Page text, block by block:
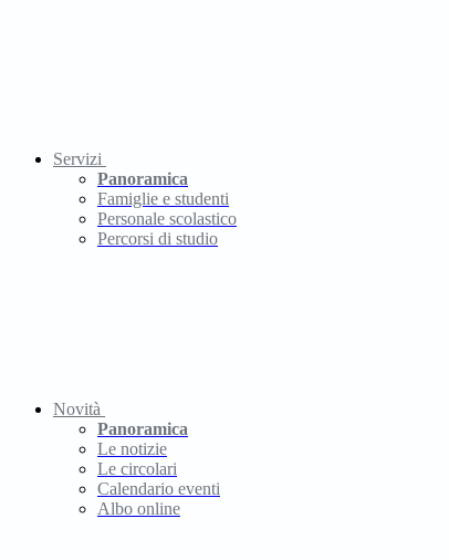
Servizi
Panoramica
Famiglie e studenti
Personale scolastico
Percorsi di studio
Novità
Panoramica
Le notizie
Le circolari
Calendario eventi
Albo online